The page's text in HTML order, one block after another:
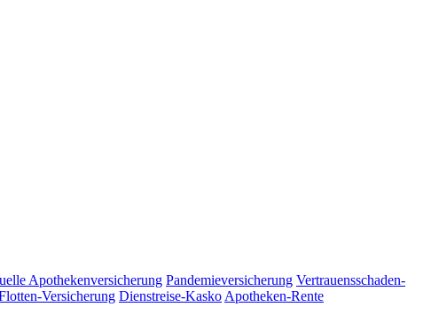
Apothekenversicherung Pandemieversicherung Vertrauensschaden-
Versicherung Dienstreise-Kasko Apotheken-Rente